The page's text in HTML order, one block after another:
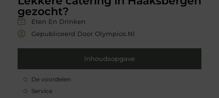
gezocht?
Eten En Drinken
Gepubliceerd Door Olympios.nl
Inhoudsopgave
De voordelen
Service